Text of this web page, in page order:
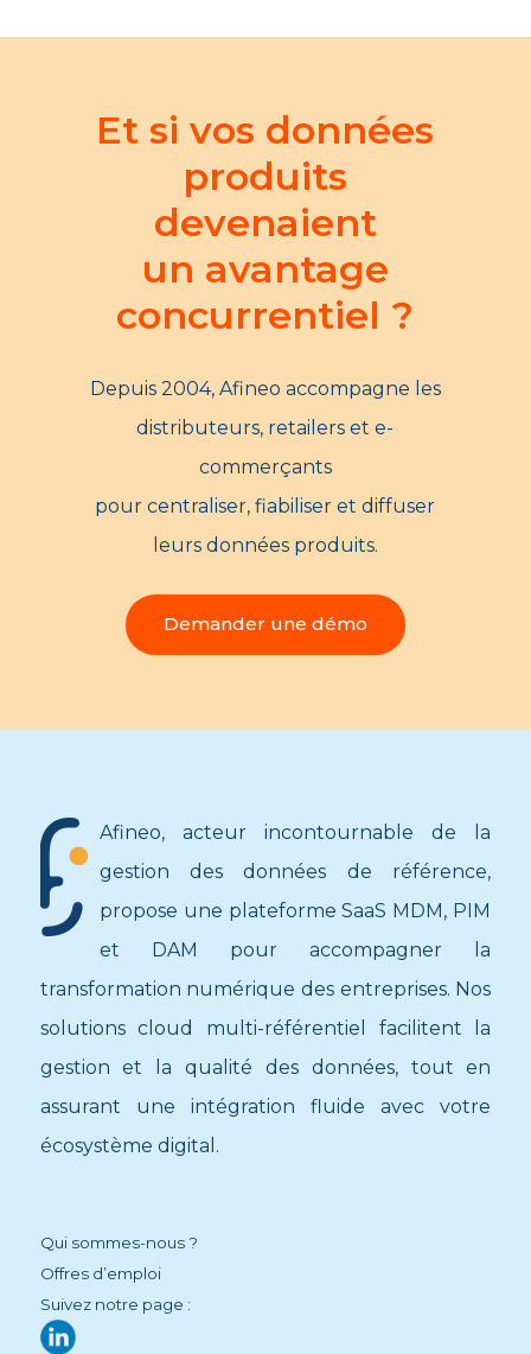
Et si vos données
produits
devenaient
un avantage
concurrentiel ?
Depuis 2004, Afineo accompagne les
distributeurs, retailers et e-
commerçants
pour centraliser, fiabiliser et diffuser
leurs données produits.
Demander une démo
Afineo, acteur incontournable de la
gestion des données de référence,
propose une plateforme SaaS MDM, PIM
et DAM pour accompagner la
transformation numérique des entreprises. Nos
solutions cloud multi-référentiel facilitent la
gestion et la qualité des données, tout en
assurant une intégration fluide avec votre
écosystème digital.
Qui sommes-nous ?
Offres d’emploi
Suivez notre page :